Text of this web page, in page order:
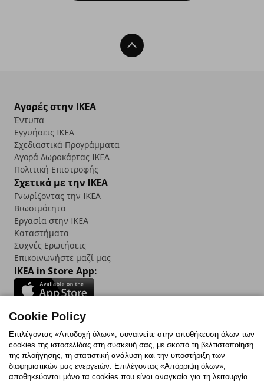
Back To Top
Αγορές στην IKEA
Έντυπα
Εγγυήσεις IKEA
Σχεδιαστικά Προγράμματα
Αγορά Δωρoκάρτας IKEA
Πολιτική Επιστροφής
Σχετικά με την IKEA
Γνωρίζοντας την IKEA
Βιωσιμότητα
Εργασία στην IKEA
Καταστήματα
Συχνές Ερωτήσεις
Επικοινωνήστε μαζί μας
IKEA in Store App:
Follow us:
FacebookInstagram
TikTokYoutubePinterestTwitter
Cookie Policy
Επιλέγοντας «Αποδοχή όλων», συναινείτε στην αποθήκευση όλων των
cookies της ιστοσελίδας στη συσκευή σας, με σκοπό τη βελτιστοποίηση
της πλοήγησης, τη στατιστική ανάλυση και την υποστήριξη των
διαφημιστικών μας ενεργειών. Επιλέγοντας «Απόρριψη όλων»,
αποθηκεύονται μόνο τα cookies που είναι αναγκαία για τη λειτουργία